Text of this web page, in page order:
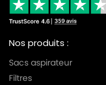
Nos produits :
Sacs aspirateur
Filtres